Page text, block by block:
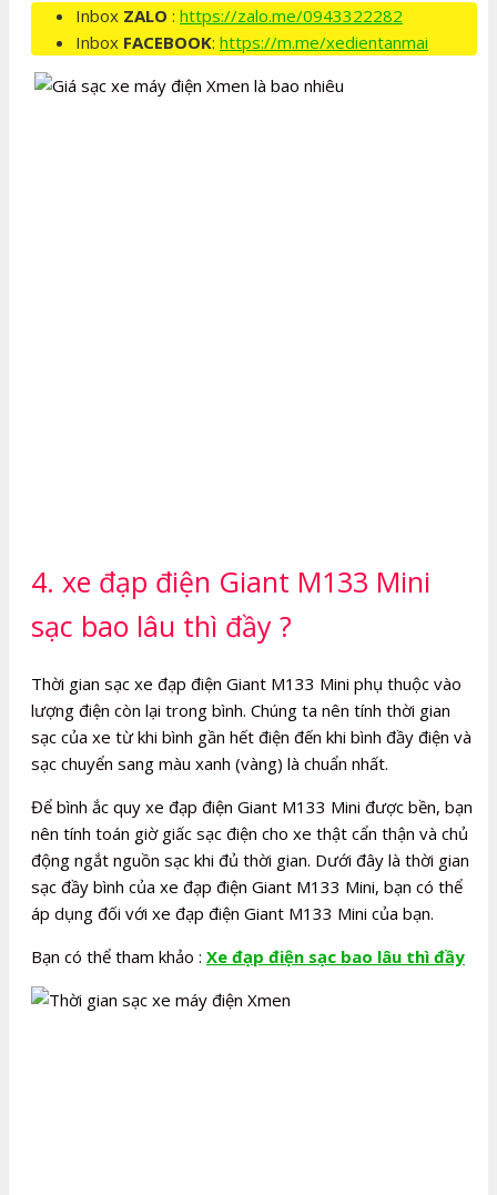
Inbox ZALO : https://zalo.me/0943322282
Inbox FACEBOOK: https://m.me/xedientanmai
4. xe đạp điện Giant M133 Mini
sạc bao lâu thì đầy ?
Thời gian sạc xe đạp điện Giant M133 Mini phụ thuộc vào
lượng điện còn lại trong bình. Chúng ta nên tính thời gian
sạc của xe từ khi bình gần hết điện đến khi bình đầy điện và
sạc chuyển sang màu xanh (vàng) là chuẩn nhất.
Để bình ắc quy xe đạp điện Giant M133 Mini được bền, bạn
nên tính toán giờ giấc sạc điện cho xe thật cẩn thận và chủ
động ngắt nguồn sạc khi đủ thời gian. Dưới đây là thời gian
sạc đầy bình của xe đạp điện Giant M133 Mini, bạn có thể
áp dụng đối với xe đạp điện Giant M133 Mini của bạn.
Bạn có thể tham khảo : Xe đạp điện sạc bao lâu thì đầy